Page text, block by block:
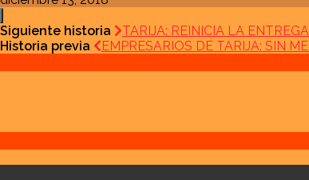
Siguiente historia
TARIJA: REINICIA LA
Historia previa
EMPRESARIOS DE TARIJA: SIN